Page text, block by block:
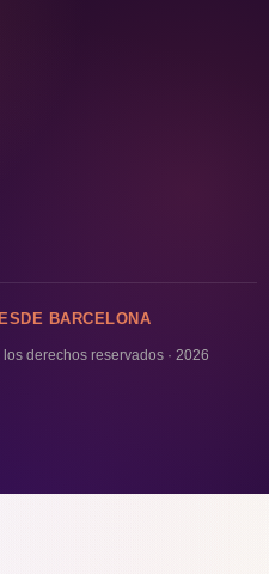
BARCELONA
derechos reservados · 2026